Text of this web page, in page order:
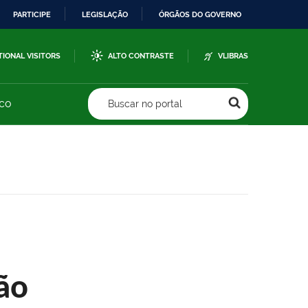
PARTICIPE LEGISLAÇÃO ÓRGÃOS DO GOVERNO
VISITORS ALTO CONTRASTE VLIBRAS
Buscar no portal